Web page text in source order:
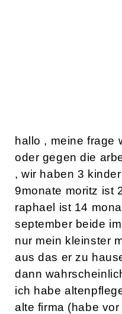
hallo , meine frage
oder gegen die
, wir haben 3
9monate moritz ist
raphael ist 14
september beide
nur mein kleinster
aus das er zu
dann
ich habe
alte firma (habe